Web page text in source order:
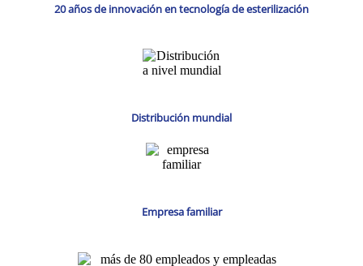
20 años de innovación en tecnología de esterilización
Distribución mundial
Empresa familiar